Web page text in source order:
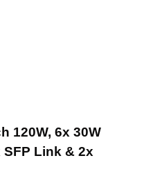
120W, 6x 30W
SFP Link & 2x